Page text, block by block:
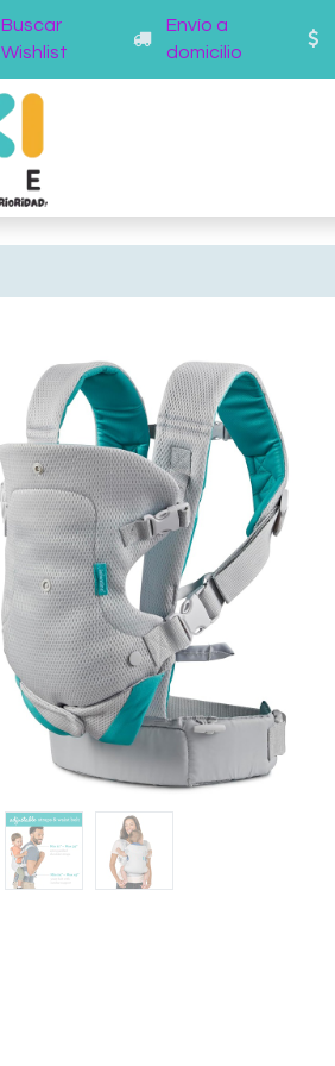
Buscar
Wishlist
Envío a
domicilio